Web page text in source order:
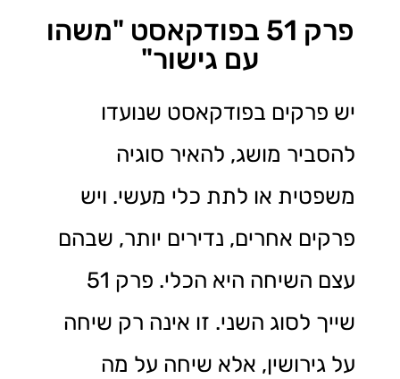
פרק 51 בפודקאסט "משהו
עם גישור"
יש פרקים בפודקאסט שנועדו
להסביר מושג, להאיר סוגיה
משפטית או לתת כלי מעשי. ויש
פרקים אחרים, נדירים יותר, שבהם
עצם השיחה היא הכלי. פרק 51
שייך לסוג השני. זו אינה רק שיחה
על גירושין, אלא שיחה על מה